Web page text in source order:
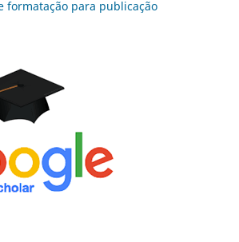
formatação para publicação